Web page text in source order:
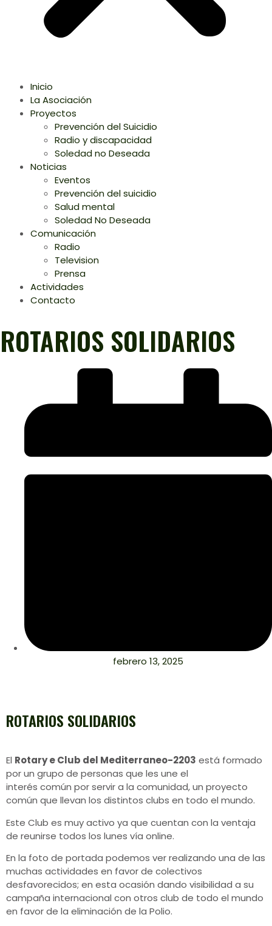
Inicio
La Asociación
Proyectos
Prevención del Suicidio
Radio y discapacidad
Soledad no Deseada
Noticias
Eventos
Prevención del suicidio
Salud mental
Soledad No Deseada
Comunicación
Radio
Television
Prensa
Actividades
Contacto
ROTARIOS SOLIDARIOS
febrero 13, 2025
ROTARIOS SOLIDARIOS
El Rotary e Club del Mediterraneo-2203 está formado
por un grupo de personas que les une el
interés común por servir a la comunidad, un proyecto
común que llevan los distintos clubs en todo el mundo.
Este Club es muy activo ya que cuentan con la ventaja
de reunirse todos los lunes vía online.
En la foto de portada podemos ver realizando una de las
muchas actividades en favor de colectivos
desfavorecidos; en esta ocasión dando visibilidad a su
campaña internacional con otros club de todo el mundo
en favor de la eliminación de la Polio.